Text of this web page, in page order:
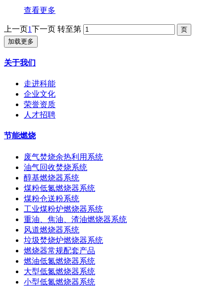
查看更多
上一页1下一页 转至第
加载更多
关于我们
走进科能
企业文化
荣誉资质
人才招聘
节能燃烧
废气焚烧余热利用系统
油气回收焚烧系统
醇基燃烧器系统
煤粉低氮燃烧器系统
煤粉仓送粉系统
工业煤粉炉燃烧器系统
重油、焦油、渣油燃烧器系统
风道燃烧器系统
垃圾焚烧炉燃烧器系统
燃烧器常规配套产品
燃油低氮燃烧器系统
大型低氮燃烧器系统
小型低氮燃烧器系统